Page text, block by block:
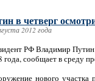
в четверг
2012 года
РФ Владимир Путин
года, сообщает в среду
нового участка